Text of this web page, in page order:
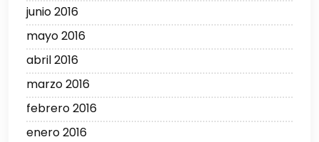
junio 2016
mayo 2016
abril 2016
marzo 2016
febrero 2016
enero 2016